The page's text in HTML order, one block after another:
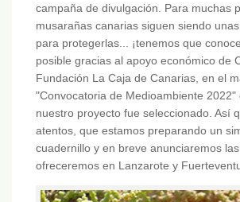
campaña de divulgación. Para muchas
musarañas canarias siguen siendo
para protegerlas... ¡tenemos que
posible gracias al apoyo económico de
Fundación La Caja de Canarias, en el
"Convocatoria de Medioambiente 2022"
nuestro proyecto fue seleccionado. Así
atentos, que estamos preparando un
cuadernillo y en breve anunciaremos
ofreceremos en Lanzarote y